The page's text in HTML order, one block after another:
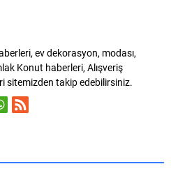
ev dekorasyon, modası,
Konut haberleri, Alışveriş
sitemizden takip edebilirsiniz.